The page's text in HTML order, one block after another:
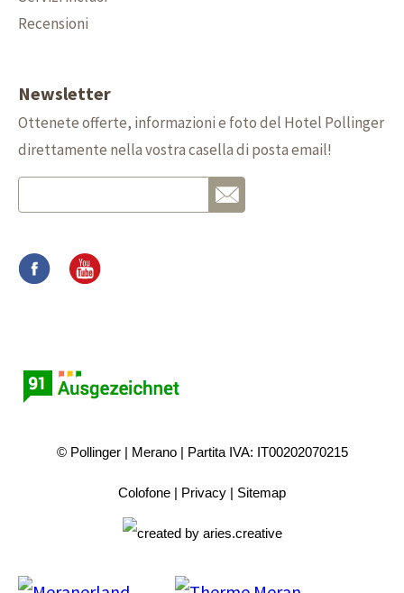
Recensioni
Newsletter
Ottenete offerte, informazioni e foto del Hotel Pollinger
direttamente nella vostra casella di posta email!
© Pollinger Merano Partita IVA: IT00202070215
Colofone Privacy Sitemap